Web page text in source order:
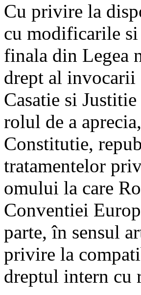
Cu privire la
cu modificarile
finala din Legea
drept al invocarii
Casatie si
rolul de a
Constitutie,
tratamentelor
omului la care
Conventiei
parte, în sensul
privire la
dreptul intern cu